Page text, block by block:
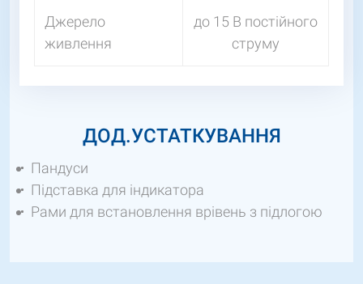
Джерело
живлення
до 15 В постійного
струму
ДОД.УСТАТКУВАННЯ
Пандуси
Підставка для індикатора
Рами для встановлення врівень з підлогою